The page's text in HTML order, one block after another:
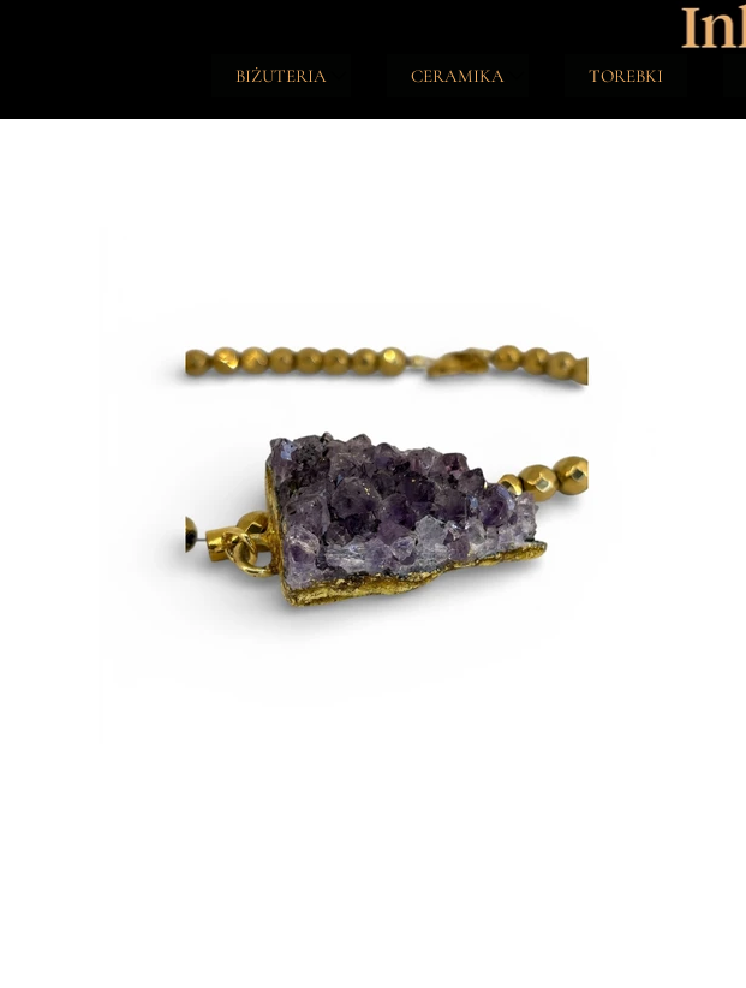
BIŻUTERIA
TALIZMANY
CERAMIKA
ŚWIECZKI
TOREBKI